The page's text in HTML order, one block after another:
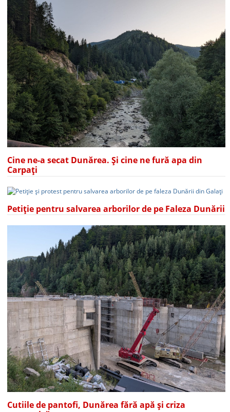
Cine ne-a secat Dunărea. Și cine ne fură apa din
Carpați
Petiție pentru salvarea arborilor de pe Faleza Dunării
Cutiile de pantofi, Dunărea fără apă și criza